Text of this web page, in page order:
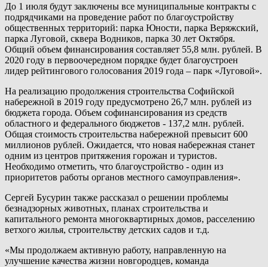
До 1 июля будут заключены все муниципальные контракты с
подрядчиками на проведение работ по благоустройству
общественных территорий: парка Юности, парка Веряжский,
парка Луговой, сквера Водников, парка 30 лет Октября.
Общий объем финансирования составляет 55,8 млн. рублей. В
2020 году в первоочередном порядке будет благоустроен
лидер рейтингового голосования 2019 года – парк «Луговой».
На реализацию продолжения строительства Софийской
набережной в 2019 году предусмотрено 26,7 млн. рублей из
бюджета города. Объем софинансирования из средств
областного и федерального бюджетов - 137,2 млн. рублей.
Общая стоимость строительства набережной превысит 600
миллионов рублей. Ожидается, что новая набережная станет
одним из центров притяжения горожан и туристов.
Необходимо отметить, что благоустройство - один из
приоритетов работы органов местного самоуправления».
Сергей Бусурин также рассказал о решении проблемы
безнадзорных животных, планах строительства и
капитального ремонта многоквартирных домов, расселению
ветхого жилья, строительству детских садов и т.д.
«Мы продолжаем активную работу, направленную на
улучшение качества жизни новгородцев, команда